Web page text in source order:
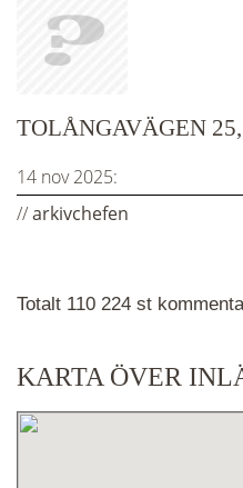
Totalt 110 224 st
KARTA ÖVER
TOLÅNGAVÄGEN
14 nov 2025:
//arkivchefen